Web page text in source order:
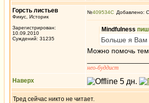
Горсть листьев
Фикус, Историк
Зарегистрирован:
10.09.2010
Суждений: 31235
№409534 Добавлено:
Mindfulness
Больше я Вам
Можно помочь тем,
нео-буддист
Наверх
Тред сейчас никто не читает.